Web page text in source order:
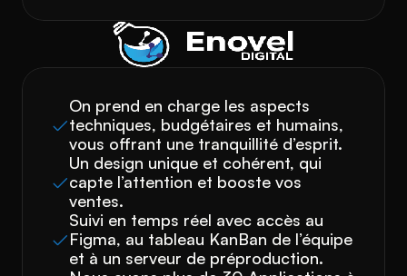
On prend en charge les aspects
techniques, budgétaires et humains,
vous offrant une tranquillité d’esprit.
Un design unique et cohérent, qui
capte l’attention et booste vos
ventes.
Suivi en temps réel avec accès au
Figma, au tableau KanBan de l’équipe
et à un serveur de préproduction.